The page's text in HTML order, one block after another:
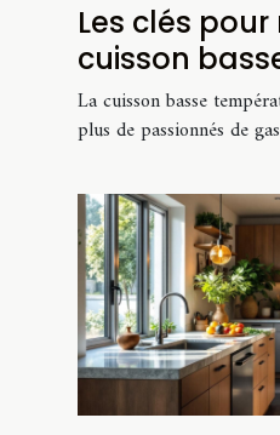
Les clés pour
cuisson
température
La cuisson basse
plus de passionnés de